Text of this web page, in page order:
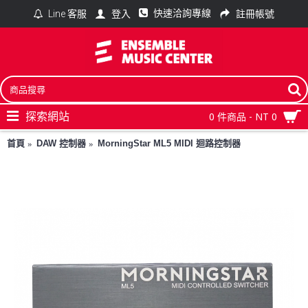
Line 客服 登入 快速洽詢專線 註冊帳號
0 件商品 - NT 0
探索網站
首頁 DAW 控制器 MorningStar ML5 MIDI 迴路控制器